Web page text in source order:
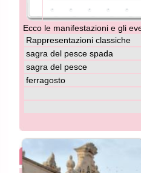
sagra del pesce
agosto
ferragosto
S.
Nacque
del III
La sua
che